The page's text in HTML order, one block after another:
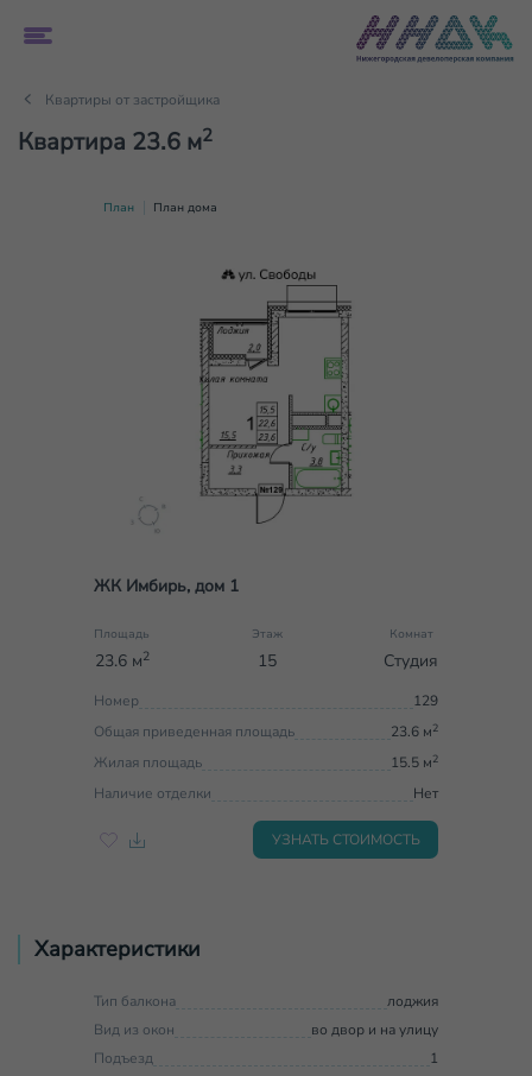
Квартиры от застройщика
Квартира 23.6 м2
План План дома
ЖК Имбирь, дом 1
Площадь
23.6 м2
Этаж
15
Комнат
Студия
Номер
129
Общая приведенная площадь
23.6 м2
Жилая площадь 15.5 м2
Наличие отделки Нет
УЗНАТЬ СТОИМОСТЬ
Характеристики
Тип балкона
лоджия
Вид из окон
во двор и на улицу
Подъезд
1